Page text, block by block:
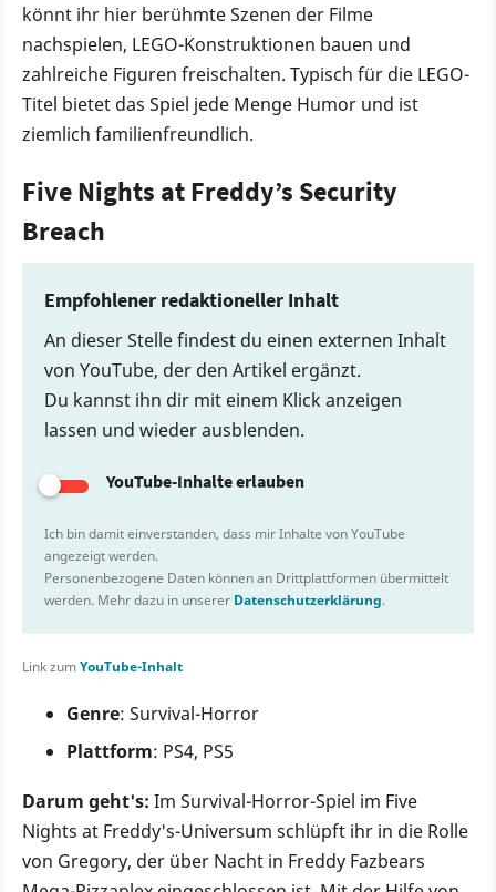
könnt ihr hier berühmte Szenen der Filme
nachspielen, LEGO-Konstruktionen bauen und
zahlreiche Figuren freischalten. Typisch für die LEGO-
Titel bietet das Spiel jede Menge Humor und ist
ziemlich familienfreundlich.
Five Nights at Freddy’s Security
Breach
Empfohlener redaktioneller Inhalt
An dieser Stelle findest du einen externen Inhalt
von YouTube, der den Artikel ergänzt.
Du kannst ihn dir mit einem Klick anzeigen
lassen und wieder ausblenden.
YouTube-Inhalte erlauben
Ich bin damit einverstanden, dass mir Inhalte von YouTube
angezeigt werden.
Personenbezogene Daten können an Drittplattformen übermittelt
werden. Mehr dazu in unserer Datenschutzerklärung.
Link zumYouTube-Inhalt
Genre: Survival-Horror
Plattform: PS4, PS5
Darum geht's: Im Survival-Horror-Spiel im Five
Nights at Freddy's-Universum schlüpft ihr in die Rolle
von Gregory, der über Nacht in Freddy Fazbears